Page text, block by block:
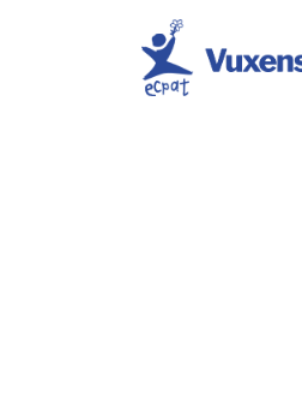
ECPAT Sverige